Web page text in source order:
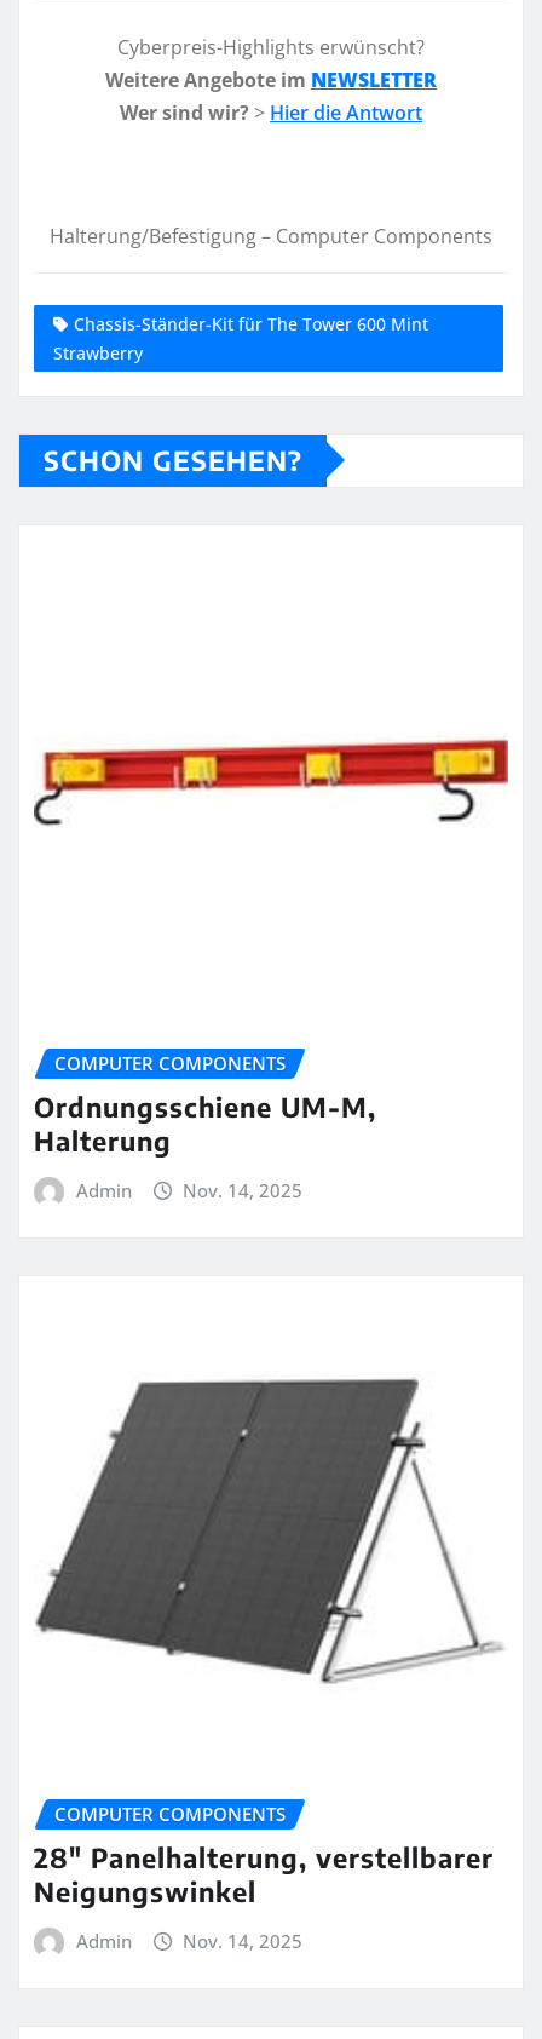
Cyberpreis-Highlights erwünscht?
Weitere Angebote im NEWSLETTER
Wer sind wir? > Hier die Antwort
Halterung/Befestigung – Computer Components
Chassis-Ständer-Kit für The Tower 600 Mint
Strawberry
SCHON GESEHEN?
COMPUTER COMPONENTS
Ordnungsschiene UM-M,
Halterung
Admin Nov. 14, 2025
COMPUTER COMPONENTS
28″ Panelhalterung, verstellbarer
Neigungswinkel
Admin Nov. 14, 2025